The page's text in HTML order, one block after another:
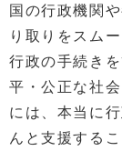
国の行政機関
り取りをスム
行政の手続き
平・公正な社
には、本当に
んと支援する